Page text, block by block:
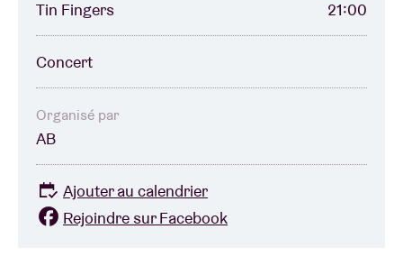
À propos de l'AB
Contact
Tin Fingers
21:00
Concert
Organisé par
AB
Ajouter au calendrier
Rejoindre sur Facebook